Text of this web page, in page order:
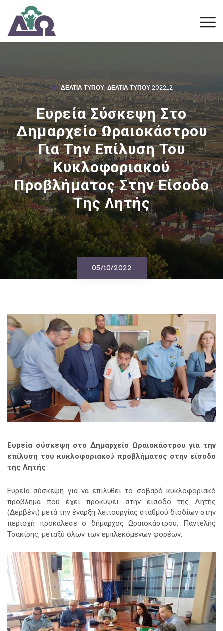
ΔΕΛΤΊΑ ΤΎΠΟΥ, ΔΕΛΤΊΑ ΤΎΠΟΥ 2022_2
Ευρεία Σύσκεψη Στο
Δημαρχείο Ωραιοκάστρου
Για Την Επίλυση Του
Κυκλοφοριακού
Προβλήματος Στην Είσοδο
Της Λητής
05/10/2022
Ευρεία σύσκεψη στο Δημαρχείο Ωραιοκάστρου για την
επίλυση του κυκλοφοριακού προβλήματος στην είσοδο
της Λητής
Ευρεία σύσκεψη για να επιλυθεί το σοβαρό κυκλοφοριακό
πρόβλημα που έχει προκύψει στην είσοδο της Λητής
(Δερβένι) μετά την έναρξη λειτουργίας σταθμού διοδίων στην
περιοχή προκάλεσε ο δήμαρχος Ωραιοκάστρου, Παντελής
Τσακίρης, μεταξύ όλων των εμπλεκόμενων φορέων.